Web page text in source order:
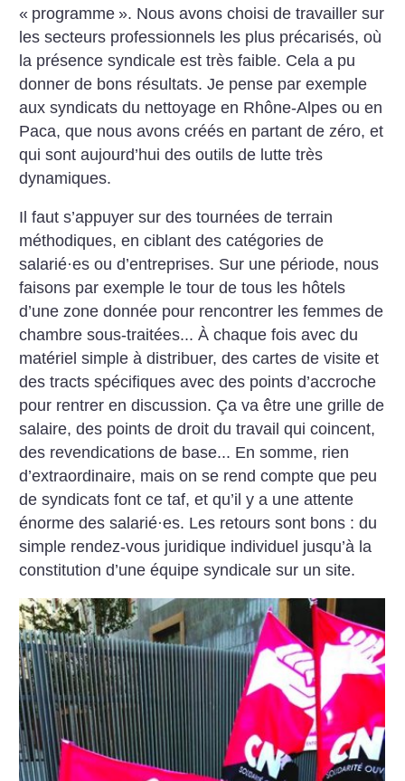
« programme ». Nous avons choisi de travailler sur
les secteurs professionnels les plus précarisés, où
la présence syndicale est très faible. Cela a pu
donner de bons résultats. Je pense par exemple
aux syndicats du nettoyage en Rhône-Alpes ou en
Paca, que nous avons créés en partant de zéro, et
qui sont aujourd’hui des outils de lutte très
dynamiques.
Il faut s’appuyer sur des tournées de terrain
méthodiques, en ciblant des catégories de
salarié·es ou d’entreprises. Sur une période, nous
faisons par exemple le tour de tous les hôtels
d’une zone donnée pour rencontrer les femmes de
chambre sous-traitées... À chaque fois avec du
matériel simple à distribuer, des cartes de visite et
des tracts spécifiques avec des points d’accroche
pour rentrer en discussion. Ça va être une grille de
salaire, des points de droit du travail qui coincent,
des revendications de base... En somme, rien
d’extra­ordinaire, mais on se rend compte que peu
de syndicats font ce taf, et qu’il y a une attente
énorme des salarié·es. Les retours sont bons : du
simple rendez-vous juridique individuel jusqu’à la
constitution d’une équipe syndicale sur un site.